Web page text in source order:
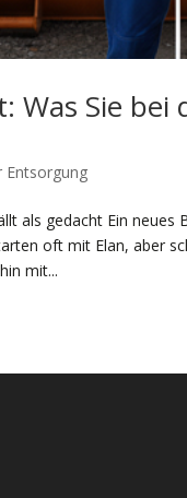
Was Sie
Entsorgung
als gedacht Ein
oft mit Elan, aber
mit...